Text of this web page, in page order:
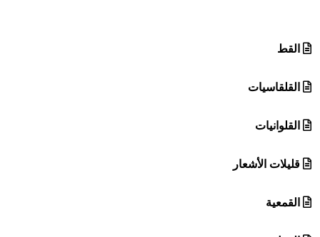
القط
القلقاسيات
القلوانيات
قليلات الأشعار
القمعية